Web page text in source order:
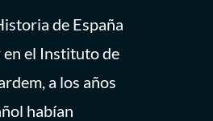
de España
en el Instituto de
a los años
habían